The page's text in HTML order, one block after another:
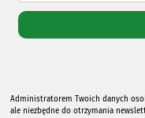
Administratorem Twoich danych
ale niezbędne do otrzymania